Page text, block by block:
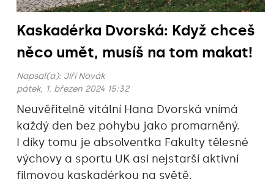
Kaskadérka Dvorská: Když chceš
něco umět, musíš na tom makat!
Napsal(a): Jiří Novák
pátek, 1. březen 2024 15:32
Neuvěřitelně vitální Hana Dvorská vnímá
každý den bez pohybu jako promarněný.
I díky tomu je absolventka Fakulty tělesné
výchovy a sportu UK asi nejstarší aktivní
filmovou kaskadérkou na světě.